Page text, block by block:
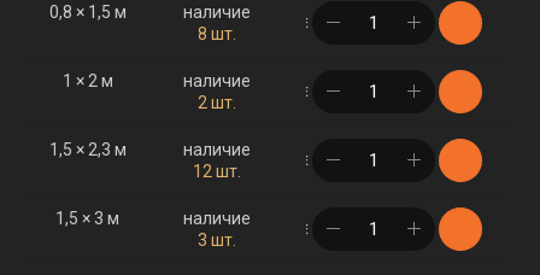
0,8 × 1,5 м
наличие
8 шт.
в корзине
1 × 2 м
наличие
2 шт.
в корзине
1,5 × 2,3 м
наличие
12 шт.
в корзине
1,5 × 3 м
наличие
3 шт.
в корзине